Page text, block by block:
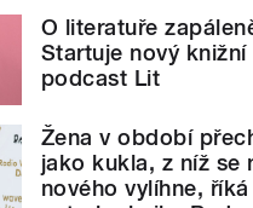
O literatuře
Startuje nový knižní
podcast Lit
Žena v období
jako kukla, z níž se
nového vylíhne, říká